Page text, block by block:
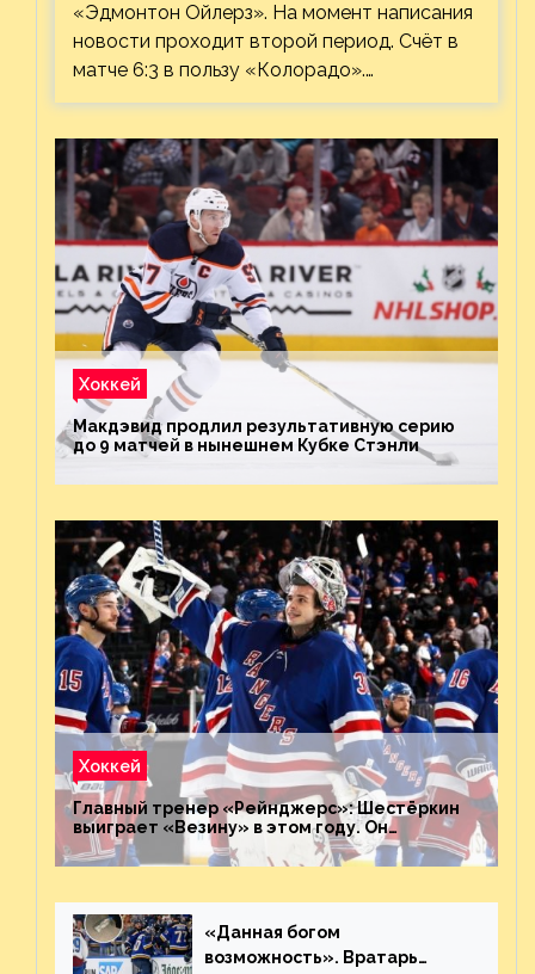
«Эдмонтон Ойлерз». На момент написания
новости проходит второй период. Счёт в
матче 6:3 в пользу «Колорадо».…
Хоккей
Макдэвид продлил результативную серию
до 9 матчей в нынешнем Кубке Стэнли
Хоккей
Главный тренер «Рейнджерс»: Шестёркин
выиграет «Везину» в этом году. Он
невероятен
«Данная богом
возможность». Вратарь